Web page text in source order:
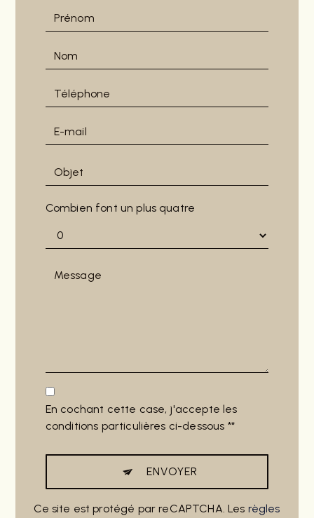
Combien font un plus quatre
En cochant cette case, j'accepte les
conditions particulières ci-dessous **
ENVOYER
Ce site est protégé par reCAPTCHA. Les règles